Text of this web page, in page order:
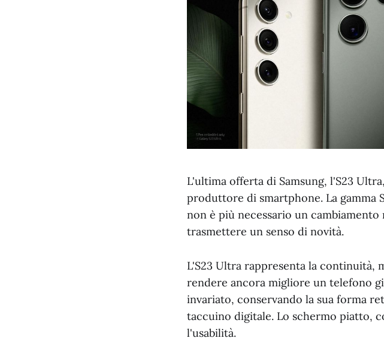
L'ultima offerta di Samsung, l'S23
produttore di smartphone. La gamma
non è più necessario un
trasmettere un senso di novità.
L'S23 Ultra rappresenta la continuità,
rendere ancora migliore un telefono
invariato, conservando la sua forma
taccuino digitale. Lo schermo piatto,
l'usabilità.